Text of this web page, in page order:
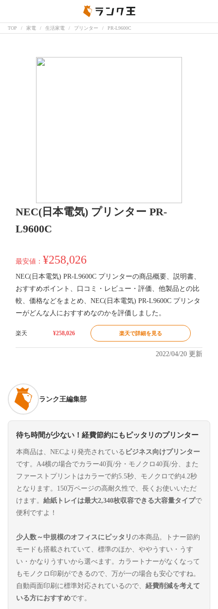
TOP 家電 生活家電 プリンター PR-L9600C
NEC(日本電気) プリンター PR-
L9600C
最安値： ¥258,026
NEC(日本電気) PR-L9600C プリンターの商品概要、説明書、
おすすめポイント、口コミ・レビュー・評価、他製品との比
較、価格などをまとめ、NEC(日本電気) PR-L9600C プリンタ
ーがどんな人におすすめなのかを評価しました。
楽天 ¥258,026 楽天で詳細を見る
2022/04/20 更新
ランク王編集部
待ち時間が少ない！経費節約にもピッタリのプリンター
本商品は、NECより発売されている ビジネス向けプリンター
です。A4横の場合でカラー40頁/分・モノクロ40頁/分、また
ファーストプリントはカラーで約5.5秒、モノクロで約4.2秒
となります。150万ページの高耐久性で、長くお使いいただ
けます。 給紙トレイは最大2,340枚収容できる大容量タイプで
便利ですよ！
少人数～中規模のオフィスにピッタリ の本商品。トナー節約
モードも搭載されていて、標準のほか、ややうすい・うす
い・かなりうすいから選べます。カラートナーがなくなって
もモノクロ印刷ができるので、万が一の場合も安心ですね。
自動両面印刷に標準対応されているので、 経費削減を考えて
いる方におすすめです。